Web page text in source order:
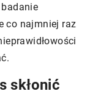
co najmniej raz
skłonić